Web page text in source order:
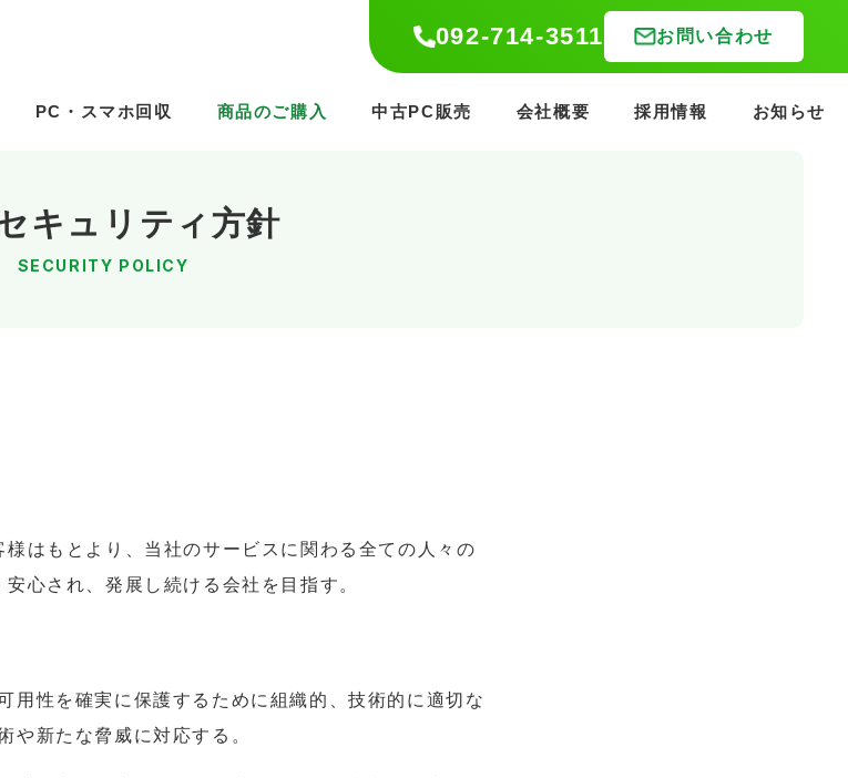
092-714-3511 お問い合わせ
PC・スマホ回収 商品のご購入 中古PC販売 会社概要 採用情報 お知らせ
キュリティ方針
SECURITY POLICY
はもとより、当社のサービスに関わる全ての人々の
心され、発展し続ける会社を目指す。
用性を確実に保護するために組織的、技術的に適切な
や新たな脅威に対応する。
092-714-3511 お問い合わせ
PC・スマホ回収 商品のご購入 中古PC販売 会社概要 採用情報 お知らせ